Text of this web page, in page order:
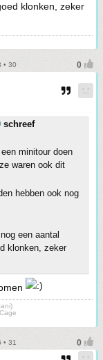
klonken, zeker
• 30
schreef
minitour doen
waren ook dit
hebben ook nog
een aantal
klonken, zeker
• 31